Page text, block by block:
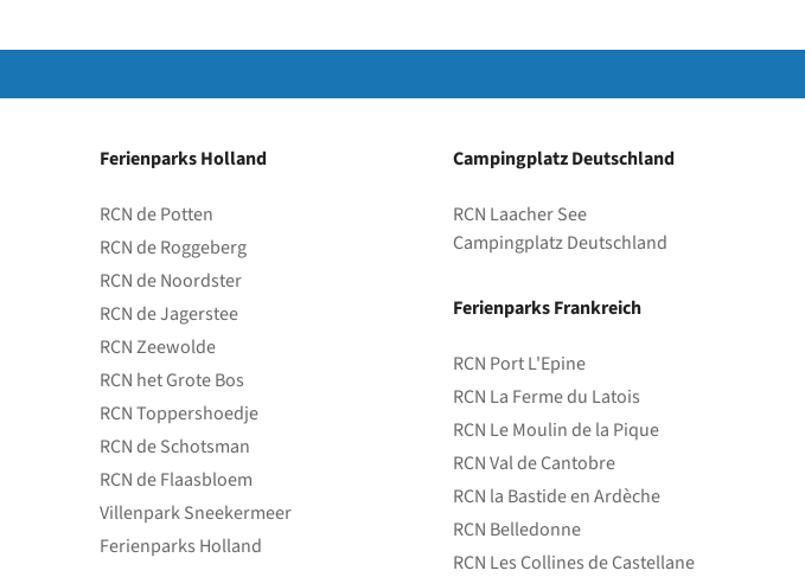
Ferienparks Holland
RCN de Potten
RCN de Roggeberg
RCN de Noordster
RCN de Jagerstee
RCN Zeewolde
RCN het Grote Bos
RCN Toppershoedje
RCN de Schotsman
RCN de Flaasbloem
Villenpark Sneekermeer
Ferienparks Holland
Campingplatz Deutschland
RCN Laacher See
Campingplatz Deutschland
Ferienparks Frankreich
RCN Port L'Epine
RCN La Ferme du Latois
RCN Le Moulin de la Pique
RCN Val de Cantobre
RCN la Bastide en Ardèche
RCN Belledonne
RCN Les Collines de Castellane